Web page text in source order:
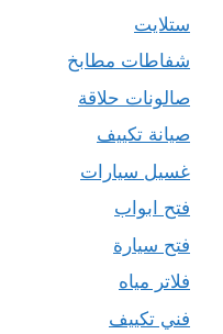
ستلايت
شفاطات مطابخ
صالونات حلاقة
صيانة تكييف
غسيل سيارات
فتح ابواب
فتح سيارة
فلاتر مياه
فني تكييف